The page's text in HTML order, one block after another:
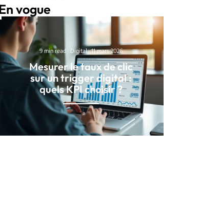
vogue
9 min read Digital 11 mars 2026
Mesurer le taux de clic
sur un trigger digital :
quels KPI choisir ?